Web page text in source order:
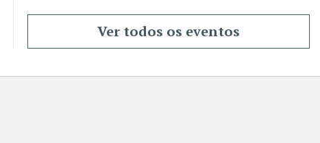
Ver todos os eventos